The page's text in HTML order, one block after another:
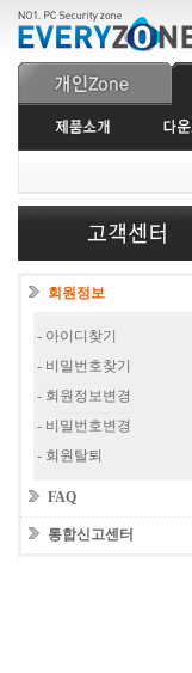
회원정보
- 아이디찾기
- 비밀번호찾기
- 회원정보변경
- 비밀번호변경
- 회원탈퇴
FAQ
통합신고센터